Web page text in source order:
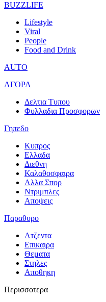
BUZZLIFE
Lifestyle
Viral
People
Food and Drink
AUTO
ΑΓΟΡΑ
Δελτια Τυπου
Φυλλαδια Προσφορων
Γηπεδο
Κυπρος
Ελλαδα
Διεθνη
Καλαθοσφαιρα
Αλλα Σπορ
Ντριμπλες
Αποψεις
Παραθυρο
Ατζεντα
Επικαιρα
Θεματα
Στηλες
Αποθηκη
Περισσοτερα